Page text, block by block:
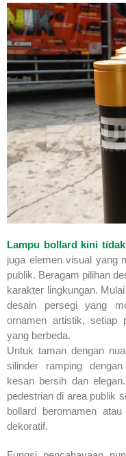
Lampu bollard kini
juga elemen visual yang
publik. Beragam pilihan
karakter lingkungan.
desain persegi yang
ornamen artistik, setiap
yang berbeda.
Untuk taman dengan
silinder ramping
kesan bersih dan
pedestrian di area publik
bollard berornamen
dekoratif.